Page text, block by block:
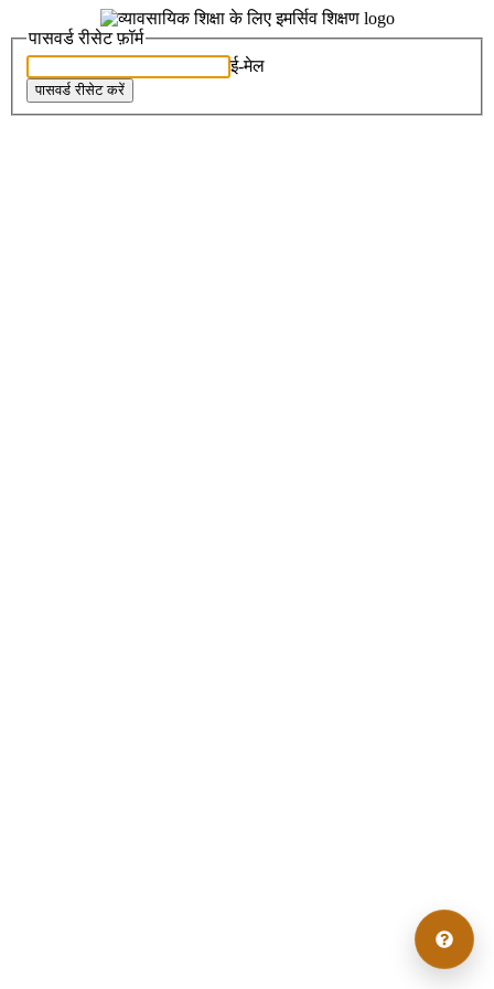
पासवर्ड रीसेट फ़ॉर्म
ई-मेल